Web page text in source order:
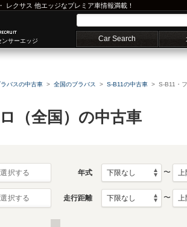
・ レクサス 他エッジなプレミア車情報満載！
サーエッジ Car Search
ラバスの中古車 全国のブラバス S-B11の中古車 S-B11・
（全国）の中古車
選択する 年式 〜
選択する 走行距離 〜